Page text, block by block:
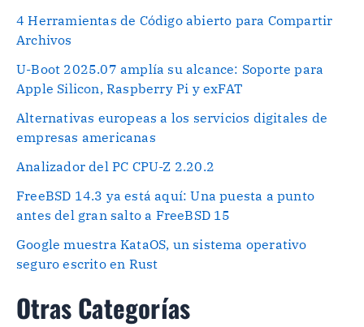
4 Herramientas de Código abierto para Compartir
Archivos
U-Boot 2025.07 amplía su alcance: Soporte para
Apple Silicon, Raspberry Pi y exFAT
Alternativas europeas a los servicios digitales de
empresas americanas
Analizador del PC CPU-Z 2.20.2
FreeBSD 14.3 ya está aquí: Una puesta a punto
antes del gran salto a FreeBSD 15
Google muestra KataOS, un sistema operativo
seguro escrito en Rust
Otras Categorías